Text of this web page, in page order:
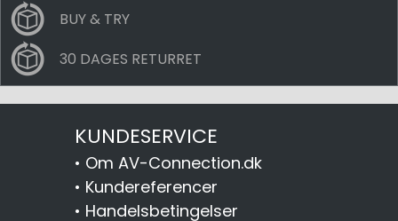
BUY & TRY
30 DAGES RETURRET
KUNDESERVICE
• Om AV-Connection.dk
• Kundereferencer
• Handelsbetingelser